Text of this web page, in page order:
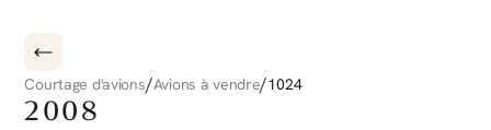
Courtage d'avions/Avions à vendre/1024
2008